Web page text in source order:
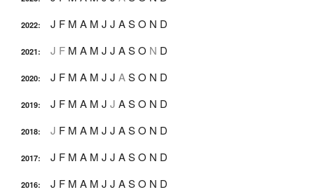
2022: J F M A M J J ASO N D
2021: J F M A M J J ASO N D
2020: J F M A M J J ASO N D
2019: J F M A M J J ASO N D
2018: J F M A M J J ASO N D
2017: J F M A M J J ASO N D
2016: J F M A M J J ASO N D